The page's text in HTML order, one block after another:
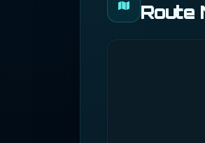
Route